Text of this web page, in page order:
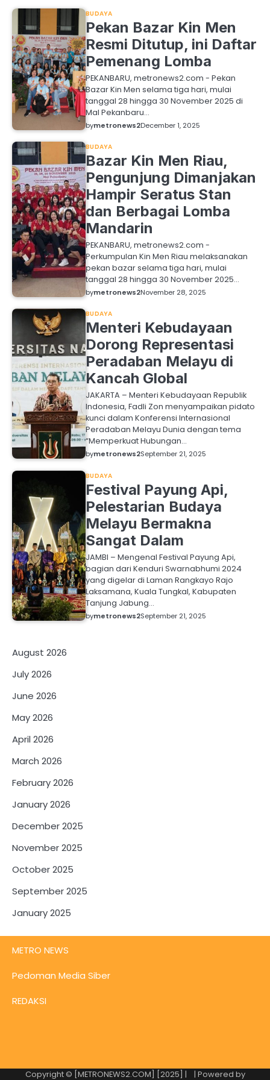
BUDAYA
Pekan Bazar Kin Men
Resmi Ditutup, ini Daftar
Pemenang Lomba
PEKANBARU, metronews2.com - Pekan
Bazar Kin Men selama tiga hari, mulai
tanggal 28 hingga 30 November 2025 di
Mal Pekanbaru…
bymetronews2December 1, 2025
BUDAYA
Bazar Kin Men Riau,
Pengunjung Dimanjakan
Hampir Seratus Stan
dan Berbagai Lomba
Mandarin
PEKANBARU, metronews2.com -
Perkumpulan Kin Men Riau melaksanakan
pekan bazar selama tiga hari, mulai
tanggal 28 hingga 30 November 2025…
bymetronews2November 28, 2025
BUDAYA
Menteri Kebudayaan
Dorong Representasi
Peradaban Melayu di
Kancah Global
JAKARTA – Menteri Kebudayaan Republik
Indonesia, Fadli Zon menyampaikan pidato
kunci dalam Konferensi Internasional
Peradaban Melayu Dunia dengan tema
“Memperkuat Hubungan…
bymetronews2September 21, 2025
BUDAYA
Festival Payung Api,
Pelestarian Budaya
Melayu Bermakna
Sangat Dalam
JAMBI – Mengenal Festival Payung Api,
bagian dari Kenduri Swarnabhumi 2024
yang digelar di Laman Rangkayo Rajo
Laksamana, Kuala Tungkal, Kabupaten
Tanjung Jabung…
bymetronews2September 21, 2025
August 2026
July 2026
June 2026
May 2026
April 2026
March 2026
February 2026
January 2026
December 2025
November 2025
October 2025
September 2025
January 2025
METRO NEWS
Pedoman Media Siber
REDAKSI
Copyright © [METRONEWS2.COM] [2025] |
| Powered by